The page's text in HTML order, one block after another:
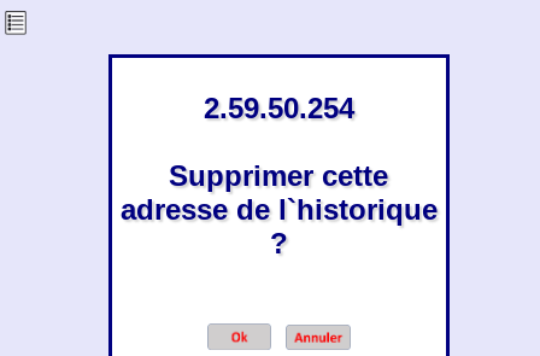
2.59.50.254
Supprimer cette
adresse de l`historique
?